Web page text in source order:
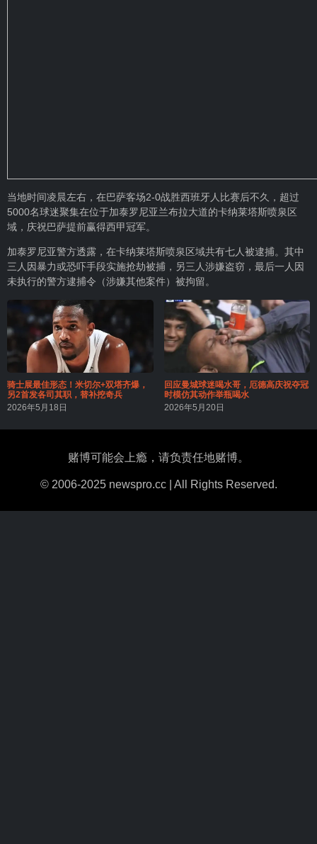
当地时间凌晨左右，在巴萨客场2-0战胜西班牙人比赛后不久，超过
5000名球迷聚集在位于加泰罗尼亚兰布拉大道的卡纳莱塔斯喷泉区
域，庆祝巴萨提前赢得西甲冠军。
加泰罗尼亚警方透露，在卡纳莱塔斯喷泉区域共有七人被逮捕。其中
三人因暴力或恐吓手段实施抢劫被捕，另三人涉嫌盗窃，最后一人因
未执行的警方逮捕令（涉嫌其他案件）被拘留。
骑士展最佳形态！米切尔+双塔齐爆，
另2首发各司其职，替补挖奇兵
2026年5月18日
回应曼城球迷喝水哥，厄德高庆祝夺冠
时模仿其动作举瓶喝水
2026年5月20日
赌博可能会上瘾，请负责任地赌博。
© 2006-2025 newspro.cc | All Rights Reserved.